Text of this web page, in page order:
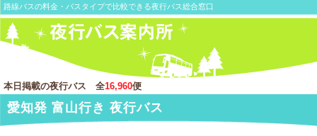
路線バスの料金・バスタイプで比較できる夜行バス総合窓口
本日掲載の夜行バス 全16,960便
愛知発 富山行き 夜行バス